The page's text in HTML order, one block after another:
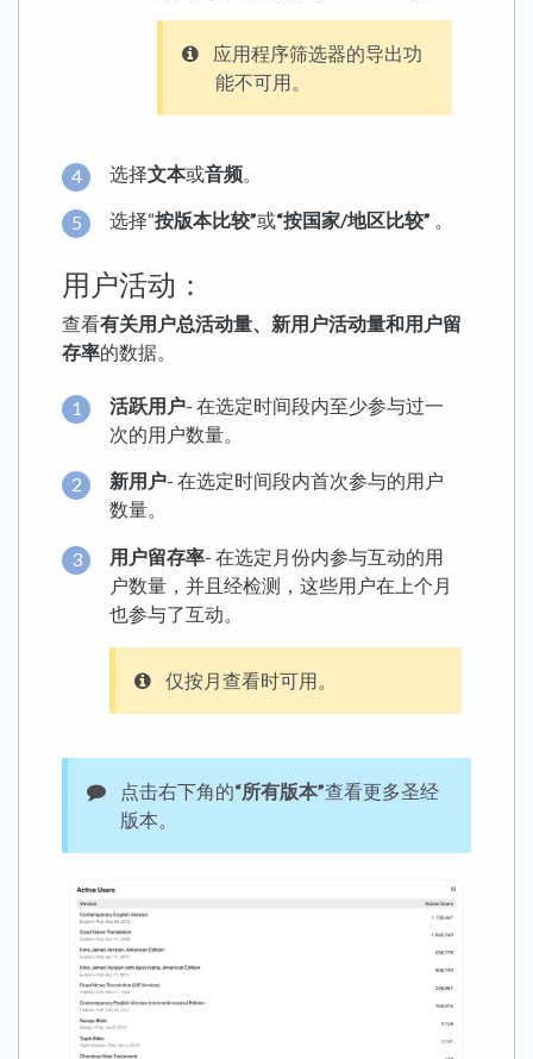
应用程序筛选器的导出功
能不可用。
选择文本或音频
选择“按版本比较”或“按国家/地区比较” 。
用户活动：
查看有关用户总活动量、新用户活动量和用户留
存率的数据。
活跃用户- 在选定时间段内至少参与过一
次的用户数量。
新用户- 在选定时间段内首次参与的用户
数量。
用户留存率- 在选定月份内参与互动的用
户数量，并且经检测，这些用户在上个月
也参与了互动。
仅按月查看时可用。
点击右下角的“所有版本”查看更多圣经
版本。